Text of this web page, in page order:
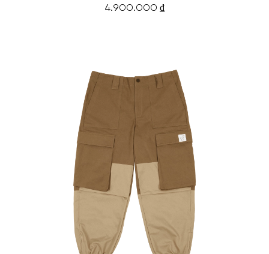
4.900.000 ₫